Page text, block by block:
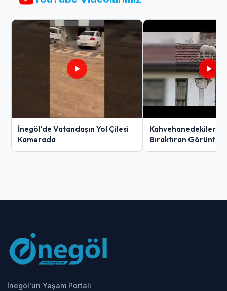
İnegöl'de Vatandaşın Yol Çilesi
Kamerada
Kahvehanedekiler
Bıraktıran Görüntü!
İnegöl'ün Yaşam Portalı